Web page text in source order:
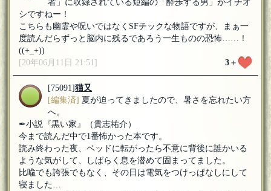
者」に収録されている短編の「酔歩する男」がイチオ
シですねー！
こちらも幽霊や呪いではなくSFチックな物語ですが、まぁ一
度読んだらずっと脳内に残るであろう一生ものの恐怖……！
((+_+))
[20年06月11日 21:51]
3＋
[75091]猫又
[編集済] 夏が迫ってきましたので、暑さを忘れたい方
へ。
✒︎小説『黒い家』（貴志祐介）
今まで読んだ中で1番怖かった本です。
読み終わった夜、ベッドに転がったら不意に背後に誰かいる
ような気がして、しばらく息を潜めて固まってました。
比喩でも誇張でもなく、その日は電気をつけっぱなしにして
寝ました…